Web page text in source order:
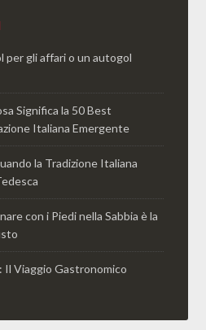
per gli affari o un autogol
Significa la 50 Best
Italiana Emergente
la Tradizione Italiana
con i Piedi nella Sabbia è la
Il Viaggio Gastronomico